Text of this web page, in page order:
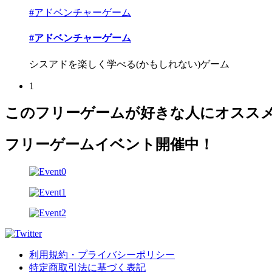
#アドベンチャーゲーム
#アドベンチャーゲーム
シスアドを楽しく学べる(かもしれない)ゲーム
1
このフリーゲームが好きな人にオスス
フリーゲームイベント開催中！
利用規約・プライバシーポリシー
特定商取引法に基づく表記